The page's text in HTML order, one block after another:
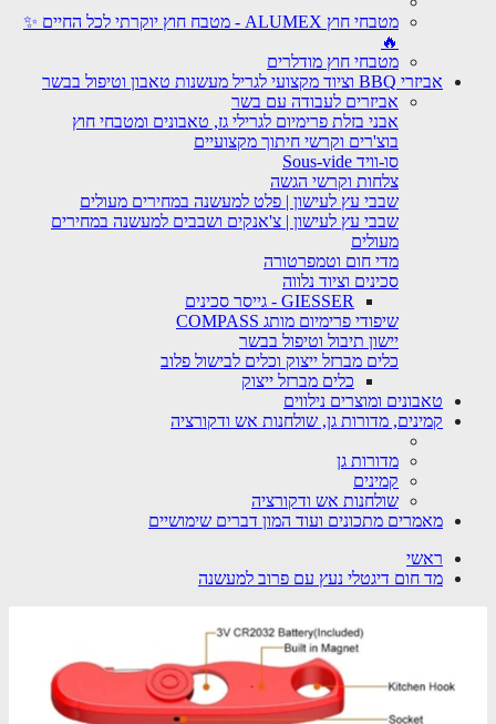
מטבחי חוץ ALUMEX - מטבח חוץ יוקרתי לכל החיים ✨
מטבחי חוץ מודלרים
אביזרי BBQ וציוד מקצועי לגריל מעשנות טאבון וטיפול בבשר
אביזרים לעבודה עם בשר
אבני בזלת פרימיום לגרילי גז, טאבונים ומטבחי חוץ
בוצ'רים וקרשי חיתוך מקצועיים
סו-וויד Sous-vide
צלחות וקרשי הגשה
שבבי עץ לעישון | פלט למעשנה במחירים מעולים
שבבי עץ לעישון | צ'אנקים ושבבים למעשנה במחירים
מעולים
מדי חום וטמפרטורה
סכינים וציוד נלווה
GIESSER - גייסר סכינים
שיפודי פרימיום מותג COMPASS
יישון תיבול וטיפול בבשר
כלים מברזל ייצוק וכלים לבישול פלוב
כלים מברזל ייצוק
טאבונים ומוצרים נילווים
קמינים, מדורות גן, שולחנות אש ודקורציה
מדורות גן
קמינים
שולחנות אש ודקורציה
מאמרים מתכונים ועוד המון דברים שימושיים
ראשי
מד חום דיגטלי נעץ עם פרוב למעשנה